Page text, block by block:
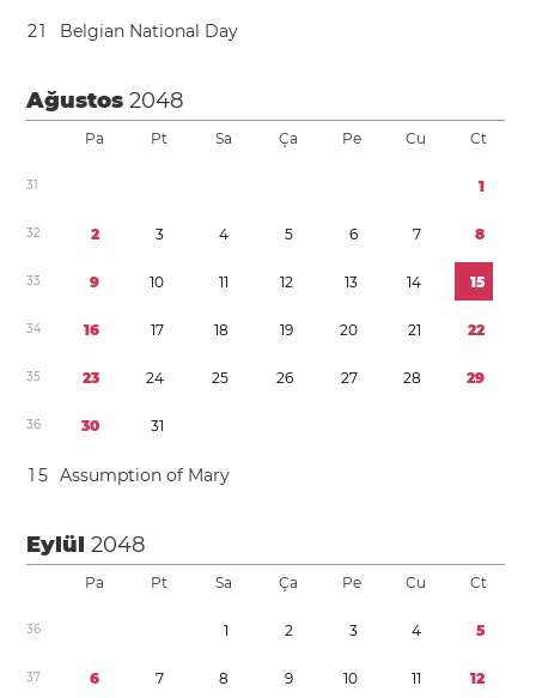
21 Belgian National Day
Ağustos2048
Pa Pt Sa Ça Pe Cu Ct
31 1
32 2 3 4 5 6 7 8
33 9 10 11 12 13 14 15
34 16 17 18 19 20 21 22
35 23 24 25 26 27 28 29
36 30 31
1 5 Assumption of Mary
Eylül2048
Pa Pt Sa Ça Pe Cu Ct
36 1 2 3 4 5
37 6 7 8 9 10 11 12